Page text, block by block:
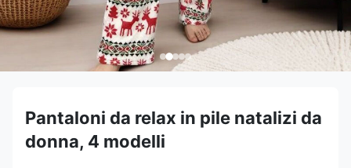
Pantaloni da relax in pile natalizi da
donna, 4 modelli